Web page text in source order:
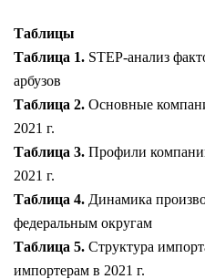
Таблицы
Таблица 1. STEP-анализ
арбузов
Таблица 2. Основные
2021 г.
Таблица 3. Профили
2021 г.
Таблица 4. Динамика
федеральным округам
Таблица 5. Структура
импортерам в 2021 г.